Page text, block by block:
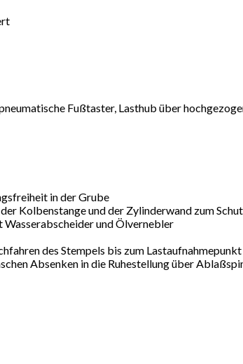
Fußtaster, Lasthub über
in der Grube
Kolbenstange und der Zylinderwand zum
und Ölvernebler
des Stempels bis zum
Absenken in die Ruhestellung über